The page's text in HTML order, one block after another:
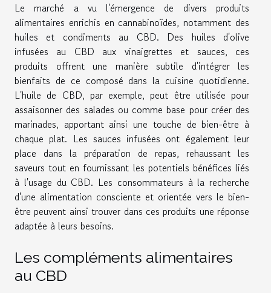
Le marché a vu l'émergence de divers produits
alimentaires enrichis en cannabinoïdes, notamment des
huiles et condiments au CBD. Des huiles d'olive
infusées au CBD aux vinaigrettes et sauces, ces
produits offrent une manière subtile d'intégrer les
bienfaits de ce composé dans la cuisine quotidienne.
L'huile de CBD, par exemple, peut être utilisée pour
assaisonner des salades ou comme base pour créer des
marinades, apportant ainsi une touche de bien-être à
chaque plat. Les sauces infusées ont également leur
place dans la préparation de repas, rehaussant les
saveurs tout en fournissant les potentiels bénéfices liés
à l'usage du CBD. Les consommateurs à la recherche
d'une alimentation consciente et orientée vers le bien-
être peuvent ainsi trouver dans ces produits une réponse
adaptée à leurs besoins.
Les compléments alimentaires
au CBD